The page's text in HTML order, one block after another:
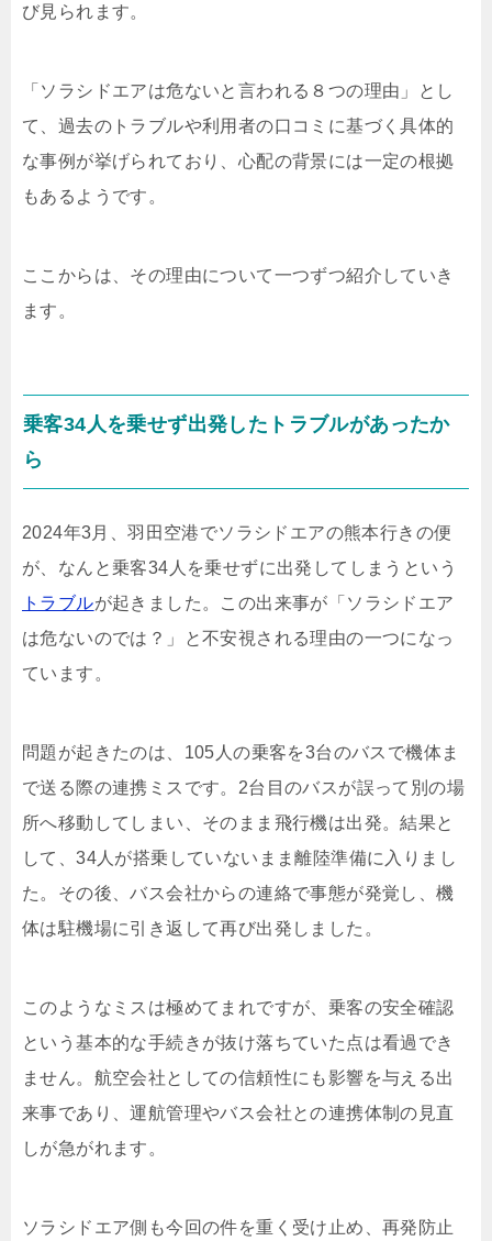
び見られます。
「ソラシドエアは危ないと言われる８つの理由」とし
て、過去のトラブルや利用者の口コミに基づく具体的
な事例が挙げられており、心配の背景には一定の根拠
もあるようです。
ここからは、その理由について一つずつ紹介していき
ます。
乗客34人を乗せず出発したトラブルがあったか
ら
2024年3月、羽田空港でソラシドエアの熊本行きの便
が、なんと乗客34人を乗せずに出発してしまうという
トラブルが起きました。この出来事が「ソラシドエア
は危ないのでは？」と不安視される理由の一つになっ
ています。
問題が起きたのは、105人の乗客を3台のバスで機体ま
で送る際の連携ミスです。2台目のバスが誤って別の場
所へ移動してしまい、そのまま飛行機は出発。結果と
して、34人が搭乗していないまま離陸準備に入りまし
た。その後、バス会社からの連絡で事態が発覚し、機
体は駐機場に引き返して再び出発しました。
このようなミスは極めてまれですが、乗客の安全確認
という基本的な手続きが抜け落ちていた点は看過でき
ません。航空会社としての信頼性にも影響を与える出
来事であり、運航管理やバス会社との連携体制の見直
しが急がれます。
ソラシドエア側も今回の件を重く受け止め、再発防止